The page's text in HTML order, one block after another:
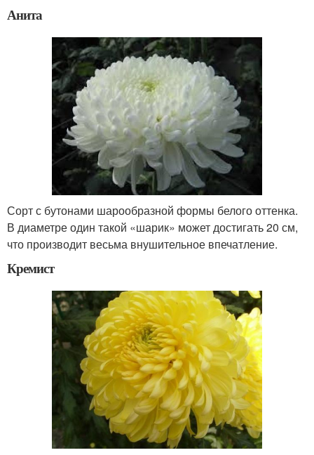
Анита
Сорт с бутонами шарообразной формы белого оттенка.
В диаметре один такой «шарик» может достигать 20 см,
что производит весьма внушительное впечатление.
Кремист